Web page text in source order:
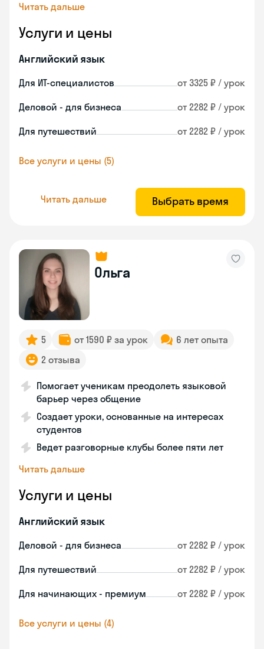
Читать дальше
Услуги и цены
Английский язык
Для ИТ-специалистов от 3325 ₽ / урок
Деловой - для бизнеса от 2282 ₽ / урок
Для путешествий от 2282 ₽ / урок
Все услуги и цены (5)
Читать дальше Выбрать время
Ольга
5 от 1590 ₽ за урок
6 лет опыта
2 отзыва
Помогает ученикам преодолеть языковой
барьер через общение
Создает уроки, основанные на интересах
студентов
Ведет разговорные клубы более пяти лет
Читать дальше
Услуги и цены
Английский язык
Деловой - для бизнеса от 2282 ₽ / урок
Для путешествий от 2282 ₽ / урок
Для начинающих - премиум от 2282 ₽ / урок
Все услуги и цены (4)